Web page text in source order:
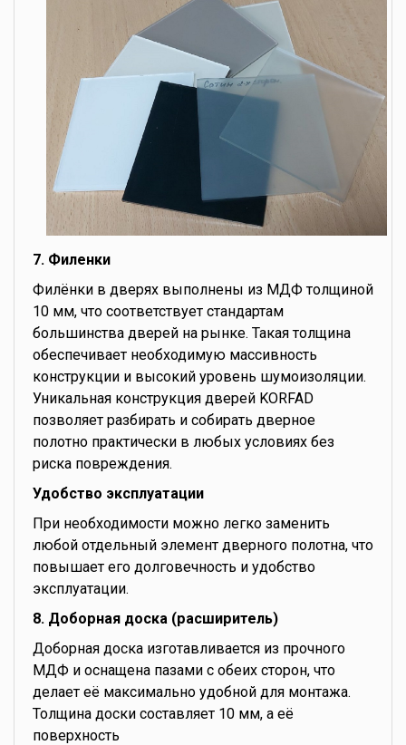
7. Филенки
Филёнки в дверях выполнены из МДФ толщиной
10 мм, что соответствует стандартам
большинства дверей на рынке. Такая толщина
обеспечивает необходимую массивность
конструкции и высокий уровень шумоизоляции.
Уникальная конструкция дверей KORFAD
позволяет разбирать и собирать дверное
полотно практически в любых условиях без
риска повреждения.
Удобство эксплуатации
При необходимости можно легко заменить
любой отдельный элемент дверного полотна, что
повышает его долговечность и удобство
эксплуатации.
8. Доборная доска (расширитель)
Доборная доска изготавливается из прочного
МДФ и оснащена пазами с обеих сторон, что
делает её максимально удобной для монтажа.
Толщина доски составляет 10 мм, а её
поверхность